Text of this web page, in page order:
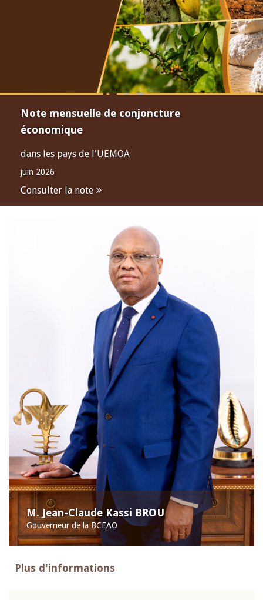
Note mensuelle de conjoncture
économique
dans les pays de l'UEMOA
juin 2026
Consulter la note
M. Jean-Claude Kassi BROU
Gouverneur de la BCEAO
Plus d'informations